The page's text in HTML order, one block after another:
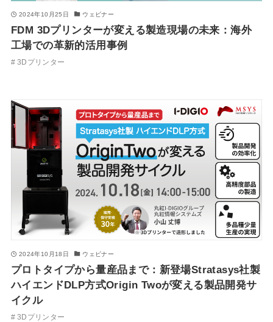
2024年10月25日 ウェビナー
FDM 3Dプリンターが変える製造現場の未来：海外
工場での革新的活用事例
3Dプリンター
2024年10月18日 ウェビナー
プロトタイプから量産品まで：新登場Stratasys社製
ハイエンドDLP方式Origin Twoが変える製品開発サ
イクル
3Dプリンター